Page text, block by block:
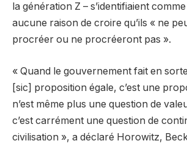
la génération Z – s’identifiaient comme
aucune raison de croire qu’ils « ne
procréer ou ne procréeront pas ».
« Quand le gouvernement fait en
[sic] proposition égale, c’est une
n’est même plus une question de
c’est carrément une question de
civilisation », a déclaré Horowitz,